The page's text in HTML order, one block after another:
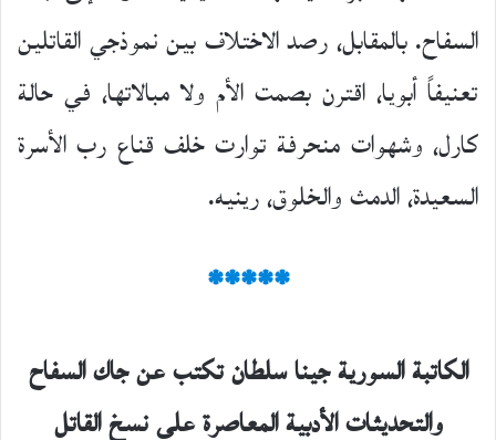
السفاح. بالمقابل، رصد الاختلاف بين نموذجي القاتلين
تعنيفاً أبويا، اقترن بصمت الأم ولا مبالاتها، في حالة
كارل، وشهوات منحرفة توارت خلف قناع رب الأسرة
السعيدة، الدمث والخلوق، رينيه.
*****
الكاتبة السورية جينا سلطان تكتب عن جاك السفاح
والتحديثات الأدبية المعاصرة على نسخ القاتل